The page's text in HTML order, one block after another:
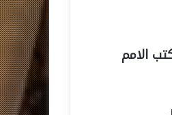
الامم